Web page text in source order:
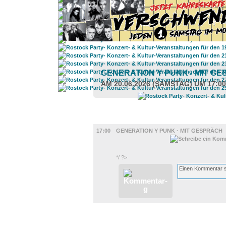
GENERATION Y PUNK · MIT
AM 20.06.2026 (SAMSTAG) UM
17:00
GENERATION Y PUNK · MIT GESPRÄCH
*/ ?>